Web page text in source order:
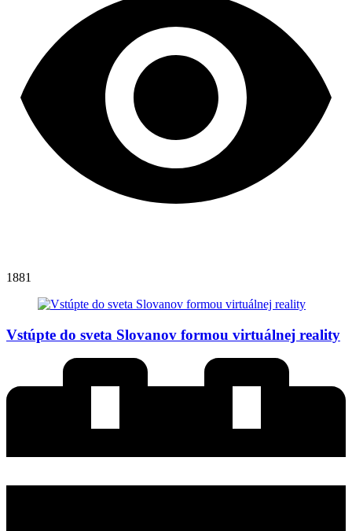
1881
Vstúpte do sveta Slovanov formou virtuálnej reality